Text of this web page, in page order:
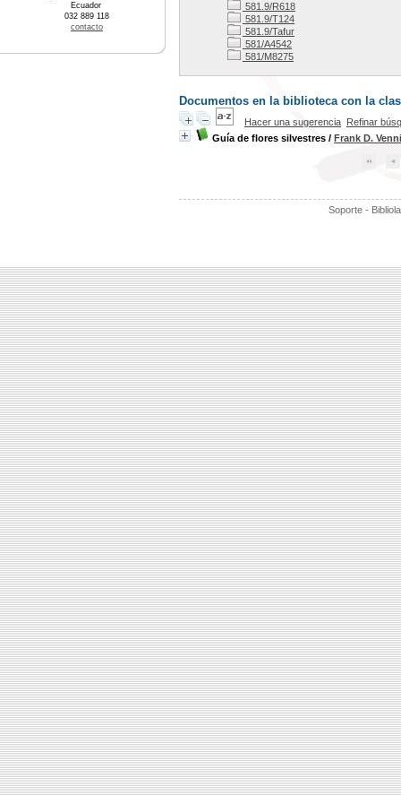
581.9/R618
581.9/T124
581.9/Tafur
581/A4542
581/M8275
Documentos en la biblioteca con la
Hacer una sugerencia Refinar
Guía de flores silvestres / Frank D.
Soporte -
Ecuador
032 889 118
contacto